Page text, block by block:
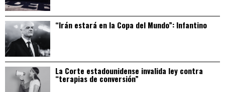
“Irán estará en la Copa del Mundo”: Infantino
La Corte estadounidense invalida ley contra
“terapias de conversión”